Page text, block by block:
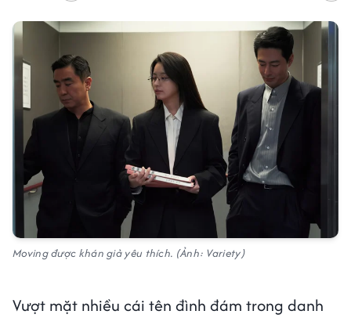
Moving được khán giả yêu thích. (Ảnh: Variety)
Vượt mặt nhiều cái tên đình đám trong danh